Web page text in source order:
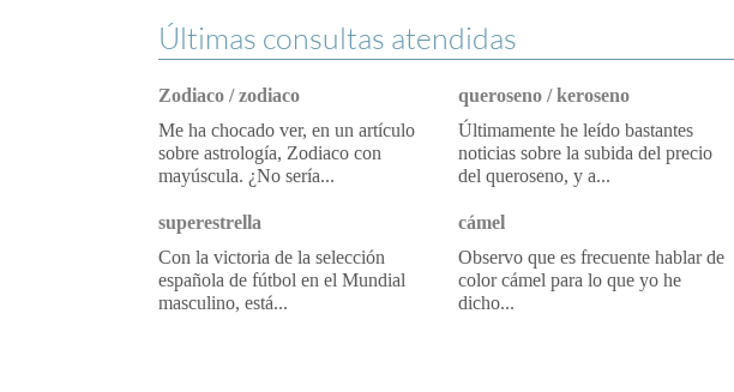
Últimas consultas atendidas
Zodiaco / zodiaco
Me ha chocado ver, en un artículo
sobre astrología, Zodiaco con
mayúscula. ¿No sería...
queroseno / keroseno
Últimamente he leído bastantes
noticias sobre la subida del precio
del queroseno, y a...
superestrella
Con la victoria de la selección
española de fútbol en el Mundial
masculino, está...
cámel
Observo que es frecuente hablar de
color cámel para lo que yo he
dicho...